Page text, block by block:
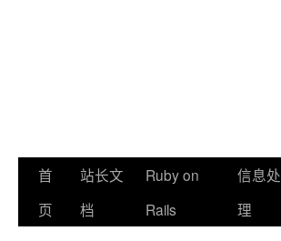
首
页
站长文
档
Ruby on
Rails
信息处
理